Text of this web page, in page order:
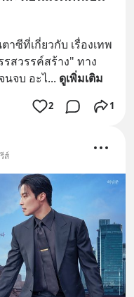
ซีที่เกี่ยวกับ เรื่องเทพ
รสวรรค์สร้าง" ทาง
นจบ อะไ... ดูเพิ่มเติม
2 1
ส์